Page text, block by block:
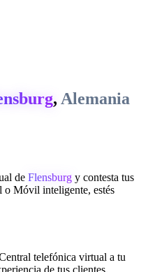
, Alemania
de Flensburg y contesta tus
o Móvil inteligente, estés
telefónica virtual a tu